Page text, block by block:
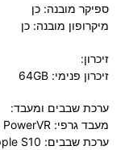
ספיקר מובנה: כן
מיקרופון מובנה: כן
זיכרון:
זיכרון פנימי: 64GB
ערכת שבבים ומעבד:
מעבד גרפי: PowerVR
ערכת שבבים: Apple S10